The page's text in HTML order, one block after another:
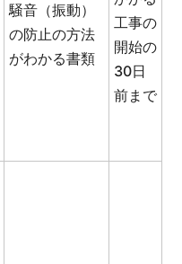
騒音（振動）
の防止の方法
がわかる書類
工事の
開始の
30日
前まで